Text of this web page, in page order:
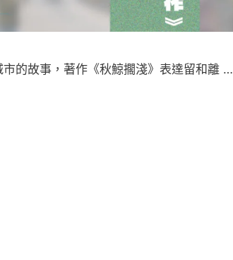
的故事，著作《秋鯨擱淺》表達留和離 …